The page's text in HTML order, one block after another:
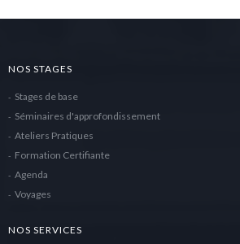
NOS STAGES
Stages de base
Séminaires d'approfondissement
Ateliers Pratiques
Formation Certifiante
Agenda
Voyages
NOS SERVICES